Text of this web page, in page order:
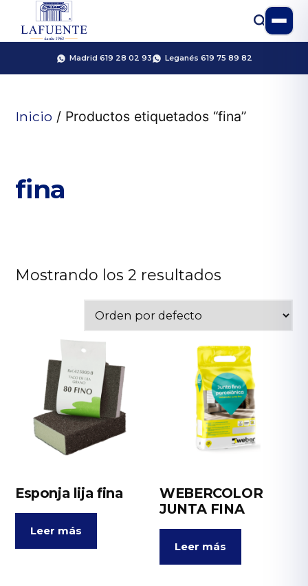
Madrid 619 28 02 93 Leganés 619 75 89 82
Inicio / Productos etiquetados “fina”
fina
Mostrando los 2 resultados
Esponja lija fina
Leer más
WEBERCOLOR
JUNTA FINA
Leer más